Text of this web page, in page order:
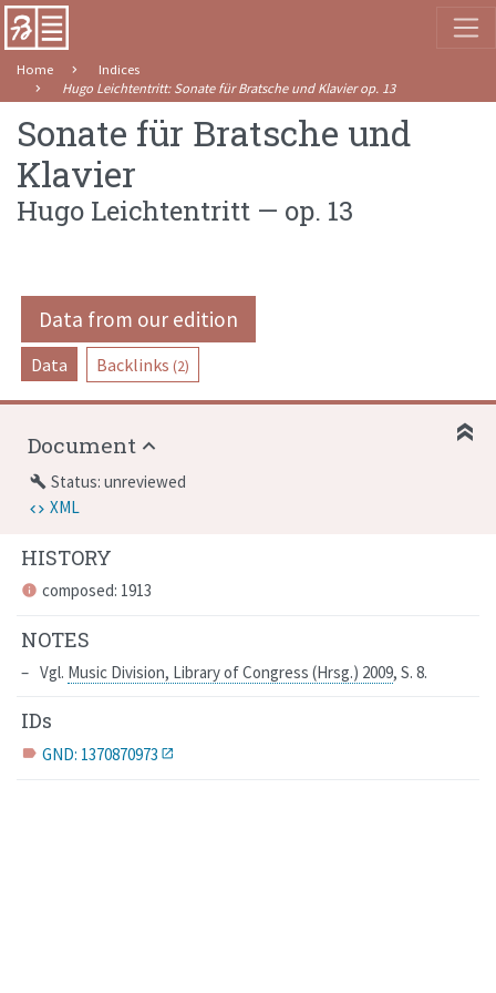
Home
Indices
Hugo Leichtentritt: Sonate für Bratsche und Klavier op. 13
Sonate für Bratsche und
Klavier
Hugo Leichtentritt — op. 13
Data from our edition
Data Backlinks (2)
HISTORY
info composed: 1913
NOTES
Vgl. Music Division, Library of Congress (Hrsg.) 2009, S. 8.
IDs
label GND: 1370870973
Document
build Status: unreviewed
XML